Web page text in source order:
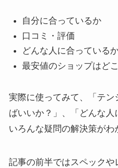
自分に合っているか
口コミ・評価
どんな人に合っている
最安値のショップはど
実際に使ってみて、「テ
ばいいか？」、「どんな
いろんな疑問の解決策がわ
記事の前半ではスペックや